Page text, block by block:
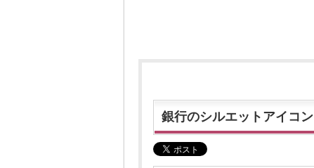
銀行のシルエットアイコン